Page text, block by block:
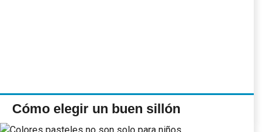
Cómo elegir un buen sillón